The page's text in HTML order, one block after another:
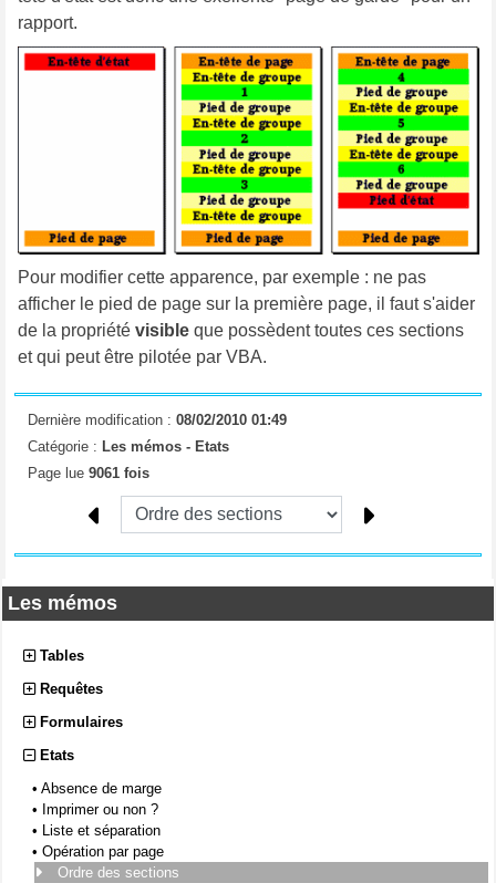
Les mémos
Tables
Requêtes
Formulaires
Etats
• Absence de marge
• Imprimer ou non ?
•
Liste et séparation
• Opération par page
Ordre des sections
rapport.
Pour modifier cette apparence, par exemple : ne pas
afficher le pied de page sur la première page, il faut s'aider
de la propriété visibleque possèdent toutes ces sections
et qui peut être pilotée par VBA.
Dernière modification : 08/02/2010 01:49
Catégorie : Les mémos - Etats
Page lue 9061 fois